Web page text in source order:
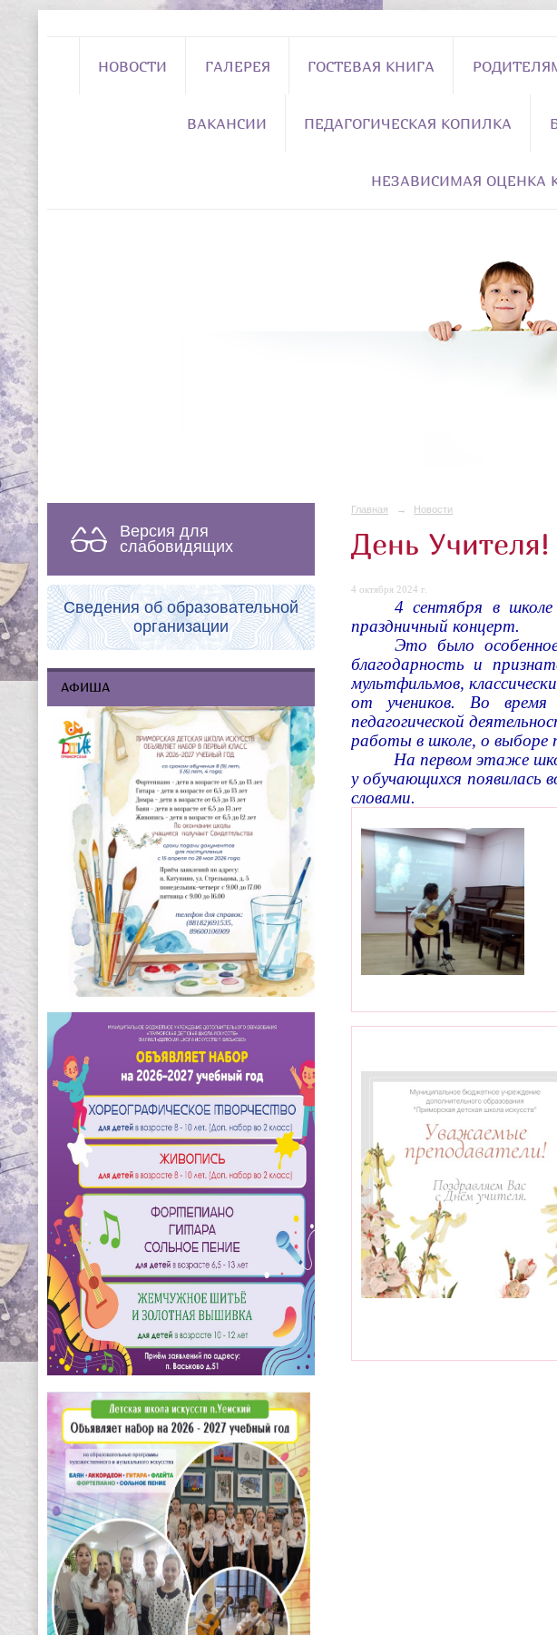
НОВОСТИ ГАЛЕРЕЯ ГОСТЕВАЯ КНИГА
ВАКАНСИИ ПЕДАГОГИЧЕСКАЯ КОПИЛКА
НЕЗАВИСИМАЯ ОЦЕНКА
Версия для
слабовидящих
Сведения об образовательной
организации
АФИША
Главная → Новости
День Учителя!
4 октября 2024 г.
4 сентября в школе
праздничный концерт.
Это было
благодарность и
мультфильмов,
от учеников. Во время
педагогической
работы в школе, о выборе
На первом этаже
у обучающихся
словами.